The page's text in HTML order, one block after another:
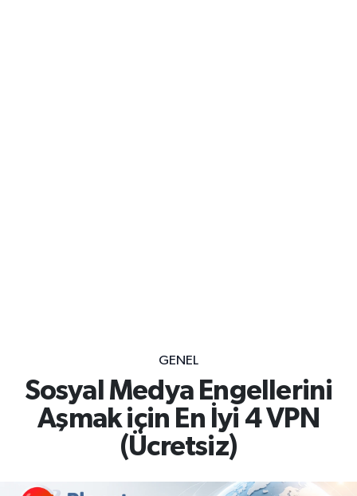
GENEL
Sosyal Medya Engellerini
Aşmak için En İyi 4 VPN
(Ücretsiz)